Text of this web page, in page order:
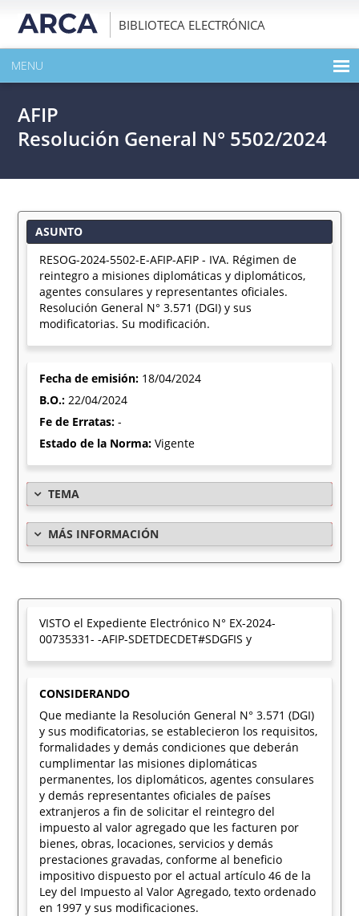
BIBLIOTECA ELECTRÓNICA
MENU
EXPANDIR TODO EL CONTENIDO DE LA PUBLICACIÓN
AFIP
Resolución General N° 5502/2024
ASUNTO
RESOG-2024-5502-E-AFIP-AFIP - IVA. Régimen de
reintegro a misiones diplomáticas y diplomáticos,
agentes consulares y representantes oficiales.
Resolución General N° 3.571 (DGI) y sus
modificatorias. Su modificación.
Fecha de emisión: 18/04/2024
B.O.:22/04/2024
Fe de Erratas:-
Estado de la Norma:Vigente
TEMA
MÁS INFORMACIÓN
VISTO el Expediente Electrónico N° EX-2024-
00735331- -AFIP-SDETDECDET#SDGFIS y
CONSIDERANDO
Que mediante la Resolución General N° 3.571 (DGI)
y sus modificatorias, se establecieron los requisitos,
formalidades y demás condiciones que deberán
cumplimentar las misiones diplomáticas
permanentes, los diplomáticos, agentes consulares
y demás representantes oficiales de países
extranjeros a fin de solicitar el reintegro del
impuesto al valor agregado que les facturen por
bienes, obras, locaciones, servicios y demás
prestaciones gravadas, conforme al beneficio
impositivo dispuesto por el actual artículo 46 de la
Ley del Impuesto al Valor Agregado, texto ordenado
en 1997 y sus modificaciones.